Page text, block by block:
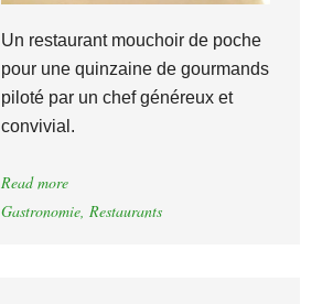
Un restaurant mouchoir de poche
pour une quinzaine de gourmands
piloté par un chef généreux et
convivial.
Read more
Gastronomie, Restaurants